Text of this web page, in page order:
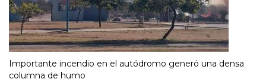
Importante incendio en el autódromo generó una densa
columna de humo